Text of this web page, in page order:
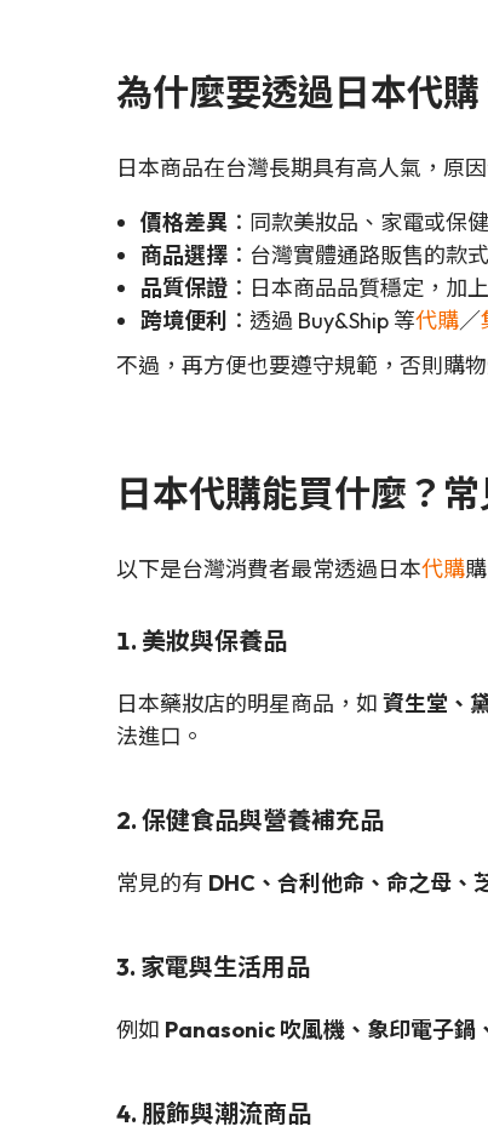
為什麼要透過日本代購
日本商品在台灣長期具有高人氣，原因
價格差異 ：同款美妝品、家電或保
商品選擇 ：台灣實體通路販售的款
品質保證 ：日本商品品質穩定，加
跨境便利 ：透過 Buy&Ship 等代購／
不過，再方便也要遵守規範，否則購
日本代購能買什麼？
以下是台灣消費者最常透過日本代購
1. 美妝與保養品
日本藥妝店的明星商品，如 資生堂、
法進口。
2. 保健食品與營養補充品
常見的有 DHC、合利他命、命之母、
3. 家電與生活用品
例如 Panasonic 吹風機、象印電子鍋
4. 服飾與潮流商品